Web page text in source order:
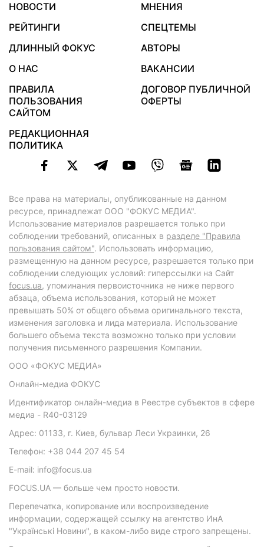
НОВОСТИ
МНЕНИЯ
РЕЙТИНГИ
СПЕЦТЕМЫ
ДЛИННЫЙ ФОКУС
АВТОРЫ
О НАС
ВАКАНСИИ
ПРАВИЛА
ПОЛЬЗОВАНИЯ
САЙТОМ
ДОГОВОР ПУБЛИЧНОЙ
ОФЕРТЫ
РЕДАКЦИОННАЯ
ПОЛИТИКА
Все права на материалы, опубликованные на данном
ресурсе, принадлежат ООО "ФОКУС МЕДИА".
Использование материалов разрешается только при
соблюдении требований, описанных в разделе "Правила
пользования сайтом". Использовать информацию,
размещенную на данном ресурсе, разрешается только при
соблюдении следующих условий: гиперссылки на Сайт
focus.ua, упоминания первоисточника не ниже первого
абзаца, объема использования, который не может
превышать 50% от общего объема оригинального текста,
изменения заголовка и лида материала. Использование
большего объема текста возможно только при условии
получения письменного разрешения Компании.
ООО «ФОКУС МЕДИА»
Онлайн-медиа ФОКУС
Идентификатор онлайн-медиа в Реестре субъектов в сфере
медиа - R40-03129
Адрес: 01133, г. Киев, бульвар Леси Украинки, 26
Телефон: +38 044 207 45 54
E-mail: info@focus.ua
FOCUS.UA — больше чем просто новости.
Перепечатка, копирование или воспроизведение
информации, содержащей ссылку на агентство ИнА
"Українські Новини", в каком-либо виде строго запрещены.